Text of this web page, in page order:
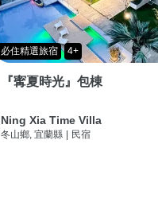
必住精選旅宿 4+
『寗夏時光』包棟
Ning Xia Time Villa
冬山鄉, 宜蘭縣 | 民宿